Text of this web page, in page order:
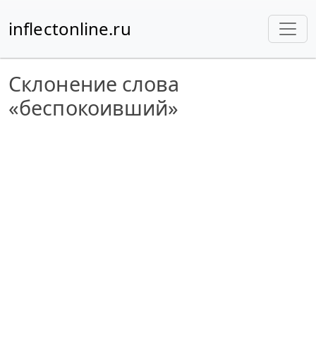
inflectonline.ru
Склонение слова
«беспокоивший»